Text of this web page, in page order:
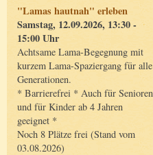
"Lamas hautnah" erleben
Samstag, 12.09.2026, 13:30 -
15:00 Uhr
Achtsame Lama-Begegnung mit
kurzem Lama-Spaziergang für alle
Generationen.
* Barrierefrei * Auch für Senioren
und für Kinder ab 4 Jahren
geeignet *
Noch 8 Plätze frei (Stand vom
03.08.2026)